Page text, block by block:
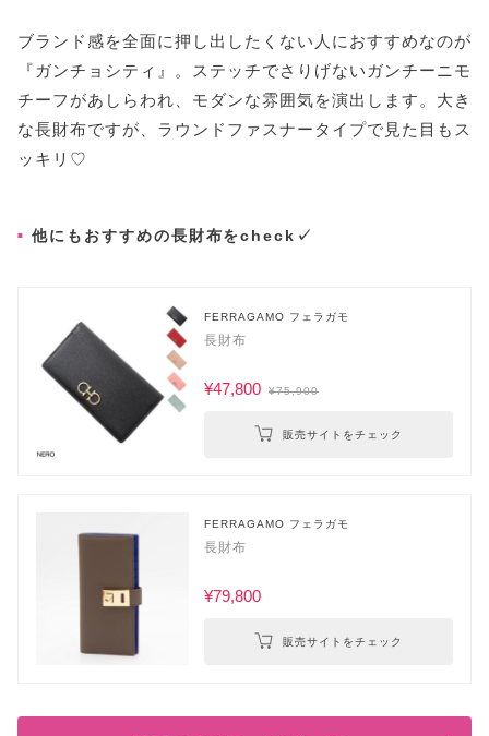
ブランド感を全面に押し出したくない人におすすめなのが
『ガンチョシティ』。ステッチでさりげないガンチーニモ
チーフがあしらわれ、モダンな雰囲気を演出します。大き
な長財布ですが、ラウンドファスナータイプで見た目もス
ッキリ♡
他にもおすすめの長財布をcheck✓
FERRAGAMO フェラガモ
長財布
¥47,800 ¥75,900
販売サイトをチェック
FERRAGAMO フェラガモ
長財布
¥79,800
販売サイトをチェック